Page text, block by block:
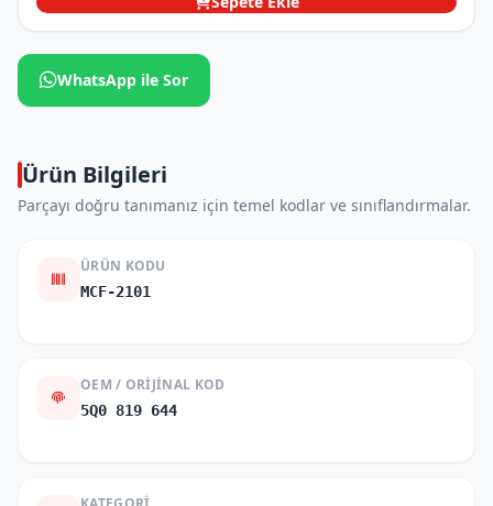
WhatsApp ile Sor
Ürün Bilgileri
Parçayı doğru tanımanız için temel kodlar ve sınıflandırmalar.
ÜRÜN KODU
MCF-2101
OEM / ORIJINAL KOD
5Q0 819 644